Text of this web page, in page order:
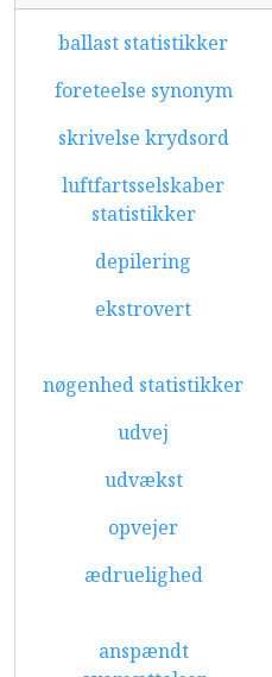
ballast statistikker
foreteelse synonym
skrivelse krydsord
luftfartsselskaber
statistikker
depilering
ekstrovert
nøgenhed statistikker
udvej
udvækst
opvejer
ædruelighed
anspændt